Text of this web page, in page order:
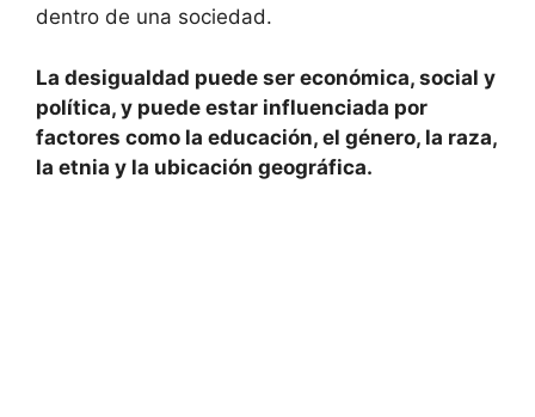
dentro de una sociedad.
La desigualdad puede ser económica, social y
política, y puede estar influenciada por
factores como la educación, el género, la raza,
la etnia y la ubicación geográfica.